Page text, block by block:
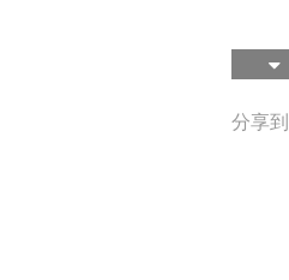
分享到